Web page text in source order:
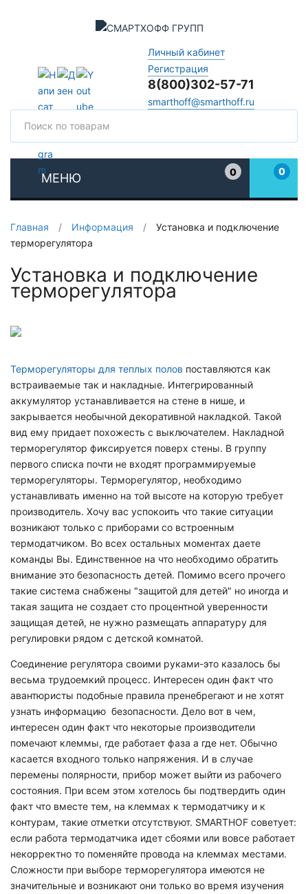
Личный кабинет
Регистрация
8(800)302-57-71
smarthoff@smarthoff.ru
МЕНЮ
0
0
Главная / Информация /
Установка и подключение
терморегулятора
Установка и подключение
терморегулятора
Терморегуляторы для теплых полов поставляются как
встраиваемые так и накладные. Интегрированный
аккумулятор устанавливается на стене в нише, и
закрывается необычной декоративной накладкой. Такой
вид ему придает похожесть с выключателем. Накладной
терморегулятор фиксируется поверх стены. В группу
первого списка почти не входят программируемые
терморегуляторы. Терморегулятор, необходимо
устанавливать именно на той высоте на которую требует
производитель. Хочу вас успокоить что такие ситуации
возникают только с приборами со встроенным
термодатчиком. Во всех остальных моментах даете
команды Вы. Единственное на что необходимо обратить
внимание это безопасность детей. Помимо всего прочего
такие система снабжены "защитой для детей" но иногда и
такая защита не создает сто процентной уверенности
защищая детей, не нужно размещать аппаратуру для
регулировки рядом с детской комнатой.
Соединение регулятора своими руками-это казалось бы
весьма трудоемкий процесс. Интересен один факт что
авантюристы подобные правила пренебрегают и не хотят
узнать информацию безопасности. Дело вот в чем,
интересен один факт что некоторые производители
помечают клеммы, где работает фаза а где нет. Обычно
касается входного только напряжения. И в случае
перемены полярности, прибор может выйти из рабочего
состояния. При всем этом хотелось бы подтвердить один
факт что вместе тем, на клеммах к термодатчику и к
контурам, такие отметки отсутствуют. SMARTHOF советует:
если работа термодатчика идет сбоями или вовсе работает
некорректно то поменяйте провода на клеммах местами.
Сложности при выборе терморегулятора имеются не
значительные и возникают они только во время изучения